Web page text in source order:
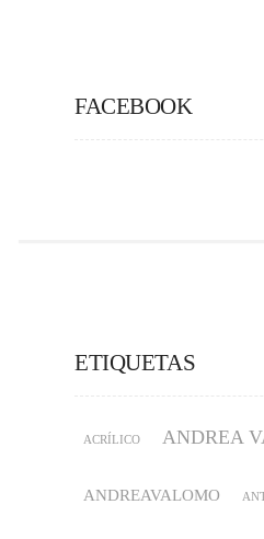
FACEBOOK
ETIQUETAS
ACRÍLICO ANDREA
ANDREAVALOMO